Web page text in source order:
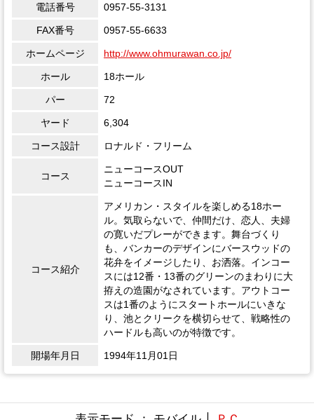
電話番号 0957-55-3131
FAX番号 0957-55-6633
ホームページ http://www.ohmurawan.co.jp/
ホール 18ホール
パー 72
ヤード 6,304
コース設計 ロナルド・フリーム
コース
ニューコースOUT
ニューコースIN
コース紹介
アメリカン・スタイルを楽しめる18ホー
ル。気取らないで、仲間だけ、恋人、夫婦
の寛いだプレーができます。舞台づくり
も、バンカーのデザインにバースウッドの
花弁をイメージしたり、お洒落。インコー
スには12番・13番のグリーンのまわりに大
拵えの造園がなされています。アウトコー
スは1番のようにスタートホールにいきな
り、池とクリークを横切らせて、戦略性の
ハードルも高いのが特徴です。
開場年月日 1994年11月01日